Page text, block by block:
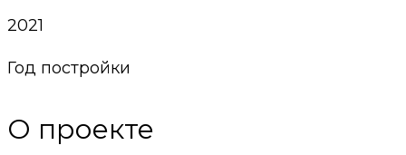
2021
Год постройки
О проекте